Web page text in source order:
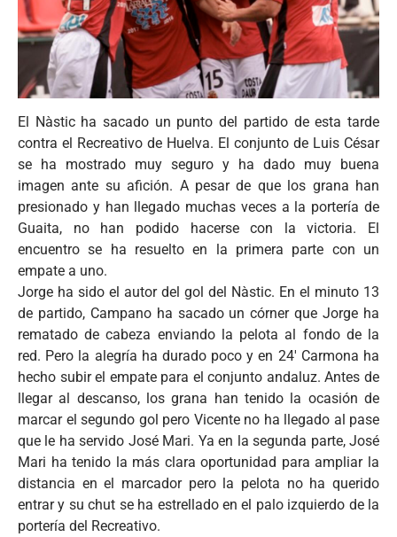
El Nàstic ha sacado un punto del partido de esta tarde
contra el Recreativo de Huelva. El conjunto de Luis César
se ha mostrado muy seguro y ha dado muy buena
imagen ante su afición. A pesar de que los grana han
presionado y han llegado muchas veces a la portería de
Guaita, no han podido hacerse con la victoria. El
encuentro se ha resuelto en la primera parte con un
empate a uno.
Jorge ha sido el autor del gol del Nàstic. En el minuto 13
de partido, Campano ha sacado un córner que Jorge ha
rematado de cabeza enviando la pelota al fondo de la
red. Pero la alegría ha durado poco y en 24' Carmona ha
hecho subir el empate para el conjunto andaluz. Antes de
llegar al descanso, los grana han tenido la ocasión de
marcar el segundo gol pero Vicente no ha llegado al pase
que le ha servido José Mari. Ya en la segunda parte, José
Mari ha tenido la más clara oportunidad para ampliar la
distancia en el marcador pero la pelota no ha querido
entrar y su chut se ha estrellado en el palo izquierdo de la
portería del Recreativo.